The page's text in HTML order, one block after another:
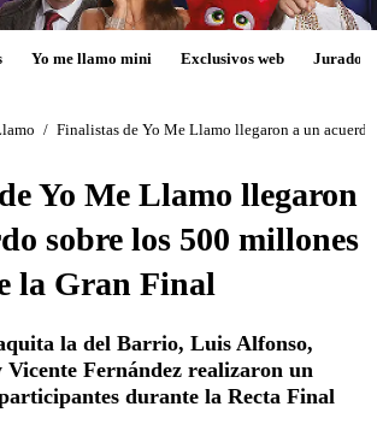
Yo me llamo mini Exclusivos web Jurados
/ Finalistas de Yo Me Llamo llegaron a un
Yo Me Llamo llegaron
sobre los 500 millones
la Gran Final
la del Barrio, Luis Alfonso,
Fernández realizaron un
durante la Recta Final